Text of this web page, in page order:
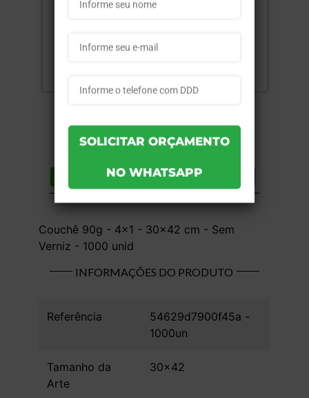
Lista de desejos Compartilhar
Couchê 90g - 4x1 - 30x42 cm - Sem
Verniz - 1000 unid
INFORMAÇÕES DO PRODUTO
Referência
54629d7900f45a -
1000un
Tamanho da
Arte
30x42